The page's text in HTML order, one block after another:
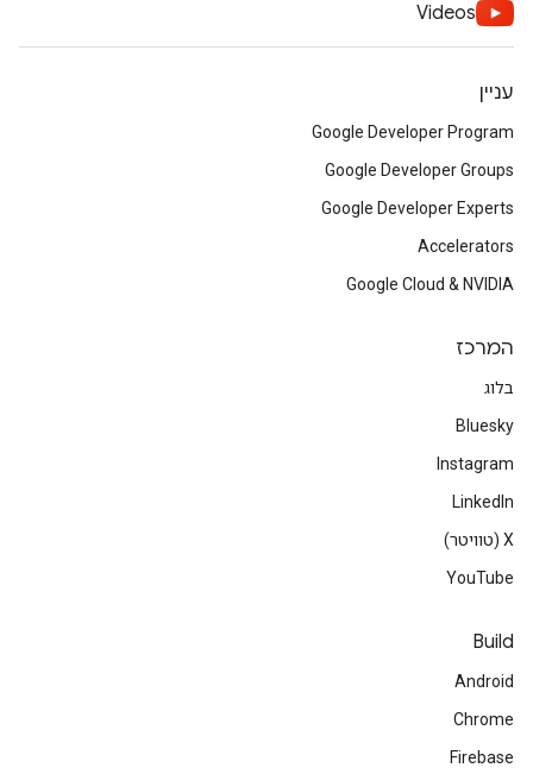
Videos
עניין
Google Developer Program
Google Developer Groups
Google Developer Experts
Accelerators
Google Cloud & NVIDIA
המרכז
בלוג
Bluesky
Instagram
LinkedIn
‫X (טוויטר)
YouTube
Build
Android
Chrome
Firebase